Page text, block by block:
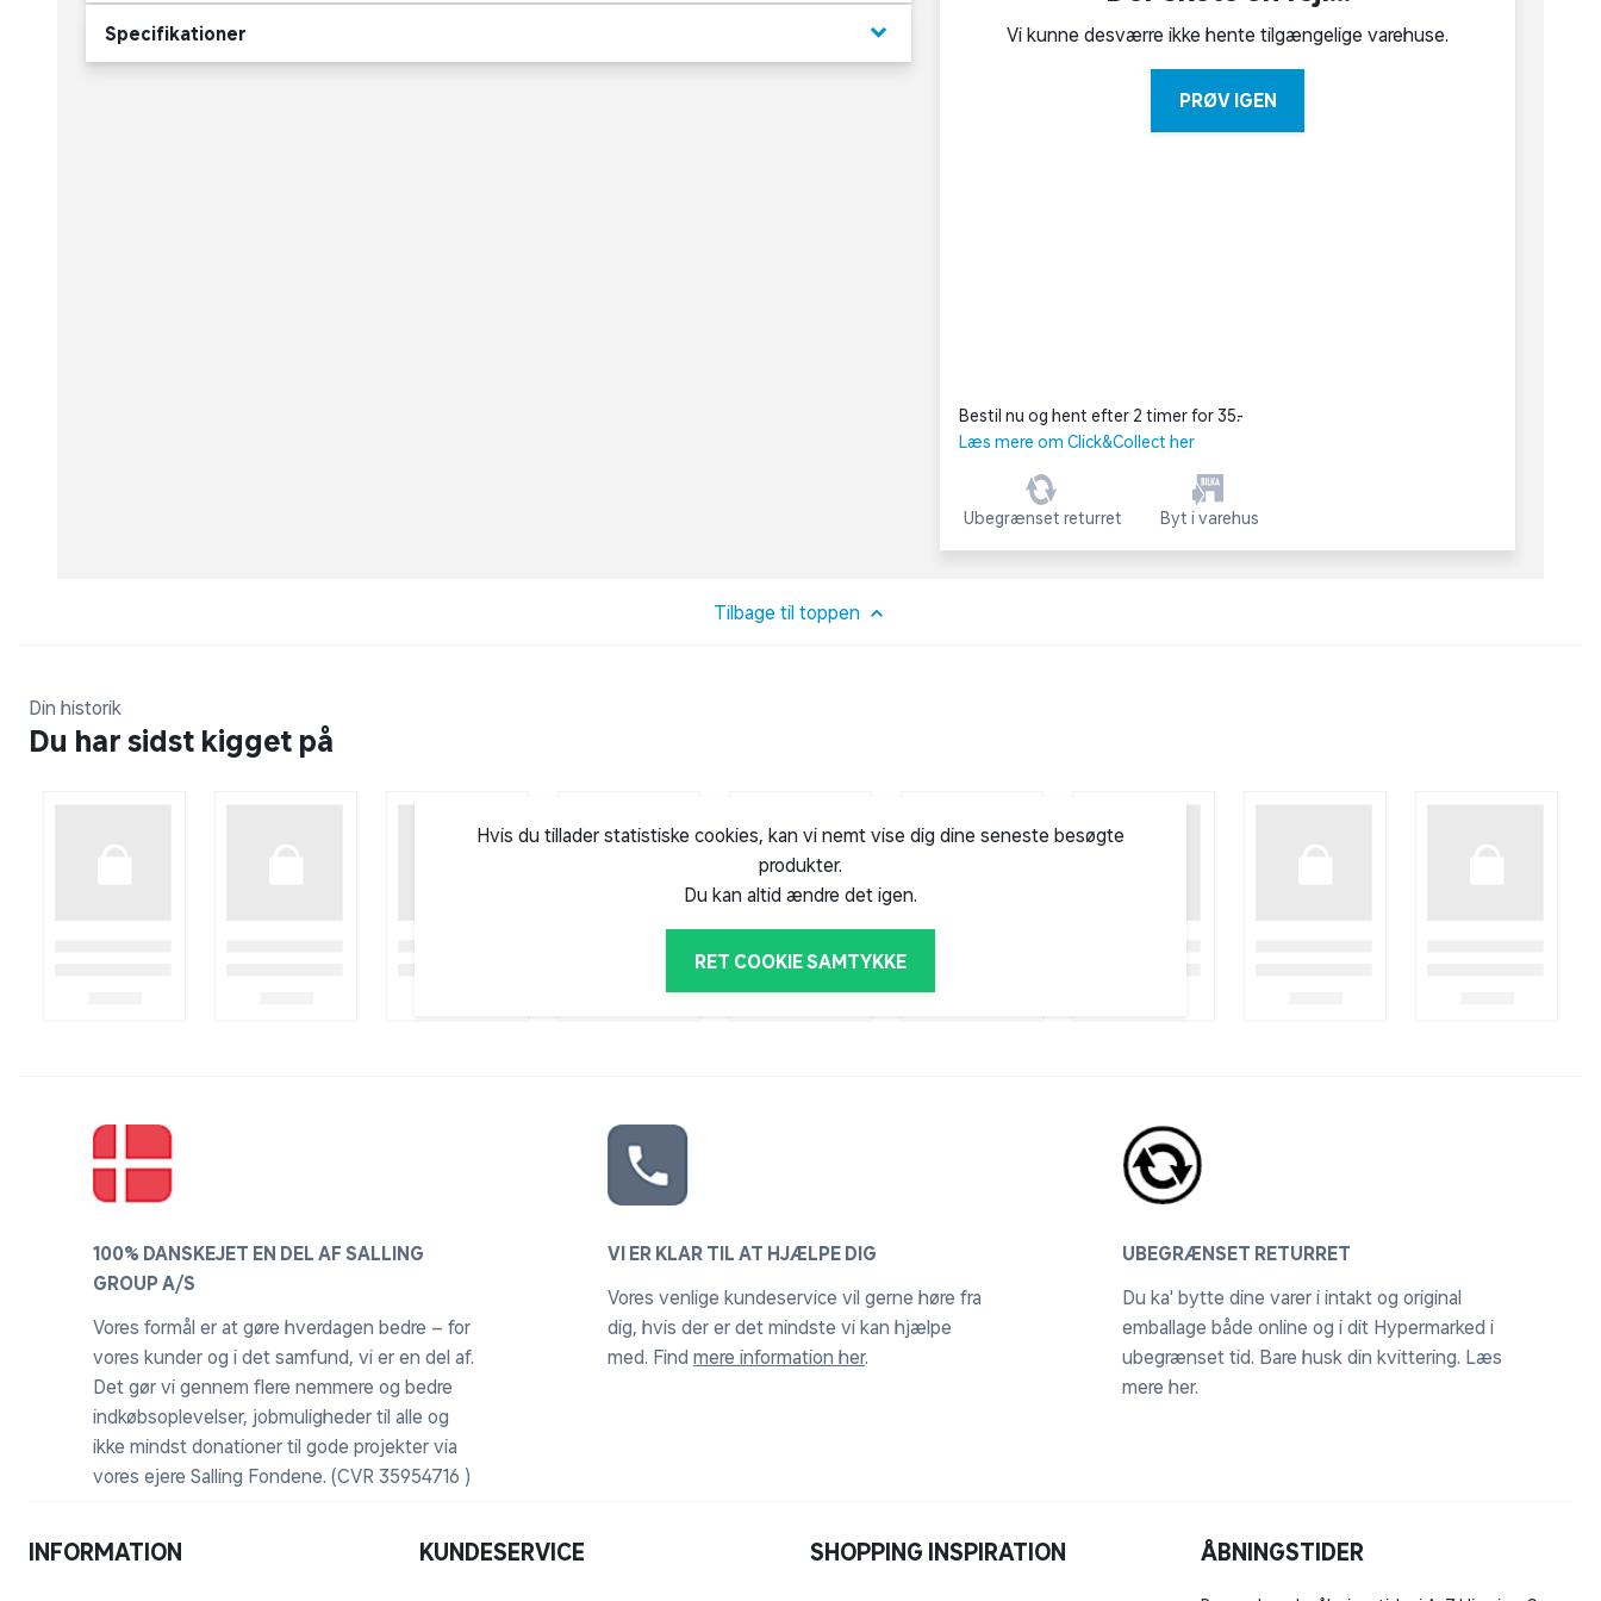
Specifikationer keyboard_arrow_down Vi kunne desværre ikke hente tilgængelige varehuse.
PRØV IGEN
Bestil nu og hent efter 2 timer for 35,-
Læs mere om Click&Collect her
Ubegrænset returret Byt i varehus
Tilbage til toppen
Din historik
Du har sidst kigget på
Hvis du tillader statistiske cookies, kan vi nemt vise dig dine seneste besøgte
produkter.
Du kan altid ændre det igen.
RET COOKIE SAMTYKKE
100% DANSKEJET EN DEL AF SALLING
GROUP A/S
Vores formål er at gøre hverdagen bedre – for
vores kunder og i det samfund, vi er en del af.
Det gør vi gennem flere nemmere og bedre
indkøbsoplevelser, jobmuligheder til alle og
ikke mindst donationer til gode projekter via
vores ejere Salling Fondene. (CVR 35954716 )
VI ER KLAR TIL AT HJÆLPE DIG
Vores venlige kundeservice vil gerne høre fra
dig, hvis der er det mindste vi kan hjælpe
med. Find mere information her.
UBEGRÆNSET RETURRET
Du ka' bytte dine varer i intakt og original
emballage både online og i dit Hypermarked i
ubegrænset tid. Bare husk din kvittering. Læs
mere her.
INFORMATION KUNDESERVICE SHOPPING INSPIRATION ÅBNINGSTIDER